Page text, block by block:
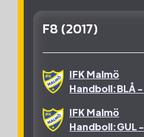
F8 (2017)
IFK Malmö
Handboll:BLÅ -
IFK Malmö
Handboll:GUL -